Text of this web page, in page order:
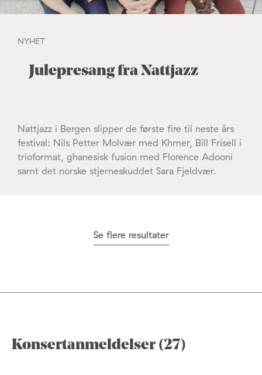
NYHET
Julepresang fra Nattjazz
Nattjazz i Bergen slipper de første fire til neste års
festival: Nils Petter Molvær med Khmer, Bill Frisell i
trioformat, ghanesisk fusion med Florence Adooni
samt det norske stjerneskuddet Sara Fjeldvær.
Se flere resultater
Konsertanmeldelser (27)